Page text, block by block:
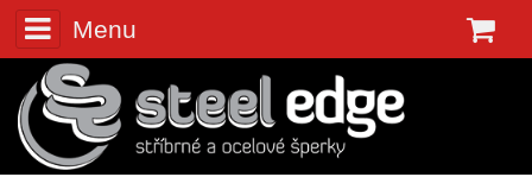
Menu